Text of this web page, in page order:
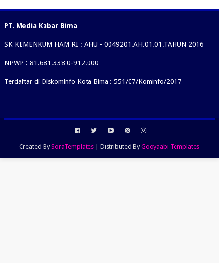
PT. Media Kabar Bima
SK KEMENKUM HAM RI : AHU - 0049201.AH.01.01.TAHUN 2016
NPWP : 81.681.338.0-912.000
Terdaftar di Diskominfo Kota Bima : 551/07/Kominfo/2017
Created BySoraTemplates | Distributed ByGooyaabi Templates